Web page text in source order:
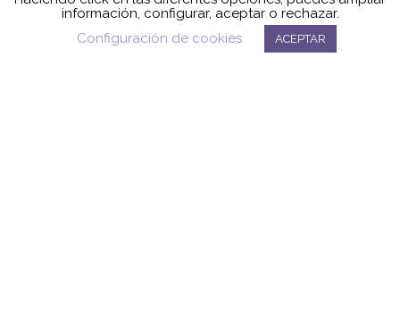
información, configurar, aceptar o rechazar.
Configuración de cookies
ACEPTAR